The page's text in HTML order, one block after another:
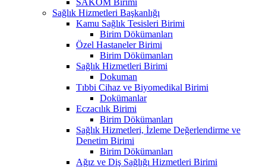
Sağlık Hizmetleri Başkanlığı
Kamu Sağlık Tesisleri Birimi
Birim Dökümanları
Özel Hastaneler Birimi
Birim Dökümanları
Sağlık Hizmetleri Birimi
Dokuman
Tıbbi Cihaz ve Biyomedikal Birimi
Dokümanlar
Eczacılık Birimi
Birim Dökümanları
Sağlık Hizmetleri, İzleme Değerlendirme ve
Denetim Birimi
Birim Dökümanları
Ağız ve Diş Sağlığı Hizmetleri Birimi